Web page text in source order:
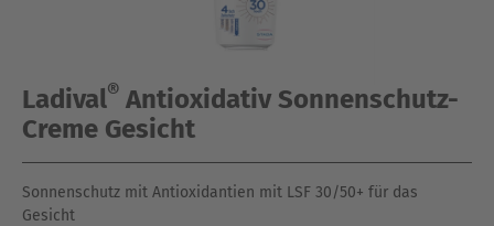
Ladival® Antioxidativ Sonnenschutz-
Creme Gesicht
Sonnenschutz mit Antioxidantien mit LSF 30/50+ für das
Gesicht